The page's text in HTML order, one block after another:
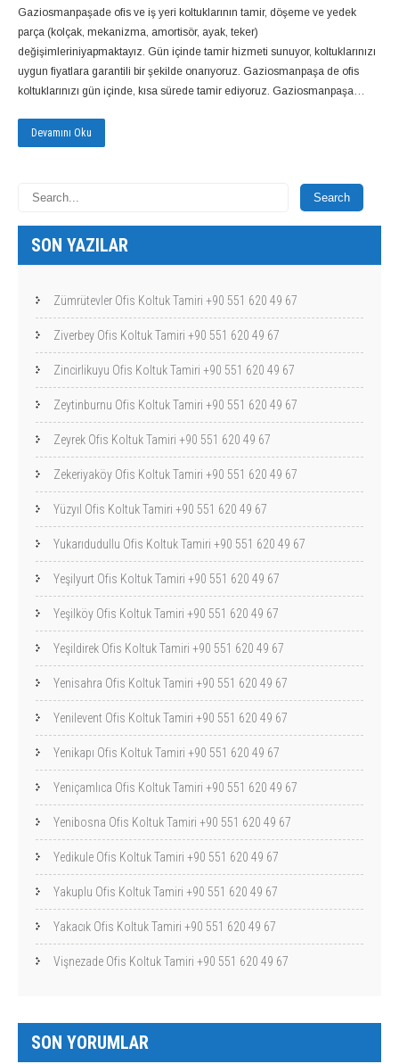
Gaziosmanpaşade ofis ve iş yeri koltuklarının tamir, döşeme ve yedek
parça (kolçak, mekanizma, amortisör, ayak, teker)
değişimleriniyapmaktayız. Gün içinde tamir hizmeti sunuyor, koltuklarınızı
uygun fiyatlara garantili bir şekilde onarıyoruz. Gaziosmanpaşa de ofis
koltuklarınızı gün içinde, kısa sürede tamir ediyoruz. Gaziosmanpaşa…
Devamını Oku
SON YAZILAR
Zümrütevler Ofis Koltuk Tamiri +90 551 620 49 67
Ziverbey Ofis Koltuk Tamiri +90 551 620 49 67
Zincirlikuyu Ofis Koltuk Tamiri +90 551 620 49 67
Zeytinburnu Ofis Koltuk Tamiri +90 551 620 49 67
Zeyrek Ofis Koltuk Tamiri +90 551 620 49 67
Zekeriyaköy Ofis Koltuk Tamiri +90 551 620 49 67
Yüzyıl Ofis Koltuk Tamiri +90 551 620 49 67
Yukarıdudullu Ofis Koltuk Tamiri +90 551 620 49 67
Yeşilyurt Ofis Koltuk Tamiri +90 551 620 49 67
Yeşilköy Ofis Koltuk Tamiri +90 551 620 49 67
Yeşildirek Ofis Koltuk Tamiri +90 551 620 49 67
Yenisahra Ofis Koltuk Tamiri +90 551 620 49 67
Yenilevent Ofis Koltuk Tamiri +90 551 620 49 67
Yenikapı Ofis Koltuk Tamiri +90 551 620 49 67
Yeniçamlıca Ofis Koltuk Tamiri +90 551 620 49 67
Yenibosna Ofis Koltuk Tamiri +90 551 620 49 67
Yedikule Ofis Koltuk Tamiri +90 551 620 49 67
Yakuplu Ofis Koltuk Tamiri +90 551 620 49 67
Yakacık Ofis Koltuk Tamiri +90 551 620 49 67
Vişnezade Ofis Koltuk Tamiri +90 551 620 49 67
SON YORUMLAR